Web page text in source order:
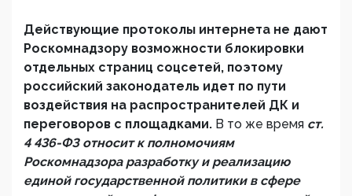
Действующие протоколы интернета не дают
Роскомнадзору возможности блокировки
отдельных страниц соцсетей, поэтому
российский законодатель идет по пути
воздействия на распространителей ДК и
переговоров с площадками. В то же время ст.
4 436-ФЗ относит к полномочиям
Роскомнадзора разработку и реализацию
единой государственной политики в сфере